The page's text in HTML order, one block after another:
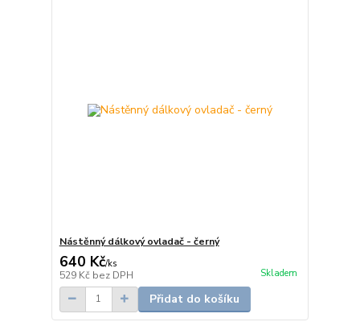
Nástěnný dálkový ovladač - černý
640 Kč/ks
529 Kč bez DPH Skladem
Přidat do košíku